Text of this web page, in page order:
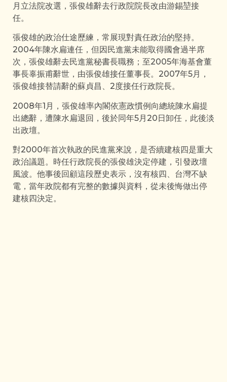
月立法院改選，張俊雄辭去行政院院長改由游錫堃接
任。
張俊雄的政治仕途歷練，常展現對責任政治的堅持。
2004年陳水扁連任，但因民進黨未能取得國會過半席
次，張俊雄辭去民進黨秘書長職務；至2005年海基會董
事長辜振甫辭世，由張俊雄接任董事長。2007年5月，
張俊雄接替請辭的蘇貞昌、2度接任行政院長。
2008年1月，張俊雄率內閣依憲政慣例向總統陳水扁提
出總辭，遭陳水扁退回，後於同年5月20日卸任，此後淡
出政壇。
對2000年首次執政的民進黨來說，是否續建核四是重大
政治議題。時任行政院長的張俊雄決定停建，引發政壇
風波。他事後回顧這段歷史表示，沒有核四、台灣不缺
電，當年政院都有完整的數據與資料，從未後悔做出停
建核四決定。